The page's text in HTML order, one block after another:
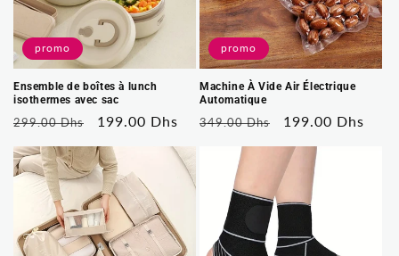
promo
Ensemble de boîtes à lunch
isothermes avec sac
Prix
299.00 Dhs
Prix
199.00 Dhs
promo
Machine À Vide Air Électrique
Automatique
Prix
349.00 Dhs
Prix
199.00 Dhs